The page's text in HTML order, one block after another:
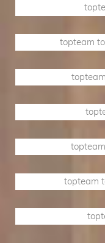
topteam
topteam